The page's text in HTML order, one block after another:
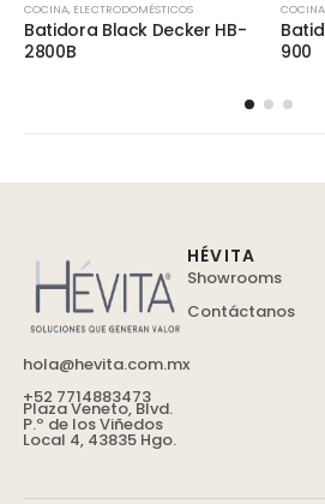
COCINA, ELECTRODOMÉSTICOS
Batidora Black Decker HB-
2800B
COCINA
900
hola@hevita.com.mx
+52 7714883473
Plaza Veneto, Blvd.
P.º de los Viñedos
Local 4, 43835 Hgo.
HÉVITA
Showrooms
Contáctanos